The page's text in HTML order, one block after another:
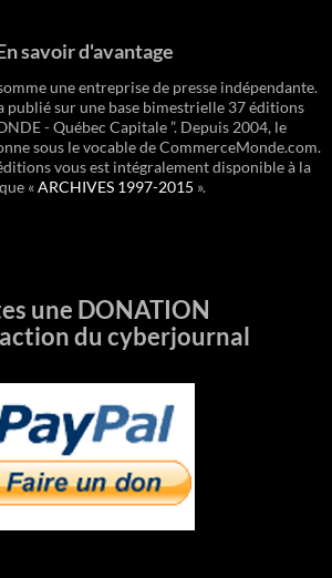
savoir d'avantage
une entreprise de presse indépendante.
publié sur une base bimestrielle 37 éditions
- Québec Capitale ”. Depuis 2004, le
sous le vocable de CommerceMonde.com.
vous est intégralement disponible à la
«ARCHIVES 1997-2015 ».
une DONATION
du cyberjournal